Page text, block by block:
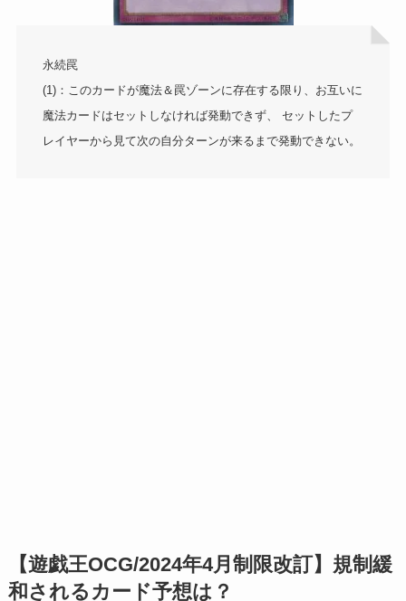
永続罠
(1)：このカードが魔法＆罠ゾーンに存在する限り、お互いに
魔法カードはセットしなければ発動できず、 セットしたプ
レイヤーから見て次の自分ターンが来るまで発動できない。
【遊戯王OCG/2024年4月制限改訂】規制緩
和されるカード予想は？